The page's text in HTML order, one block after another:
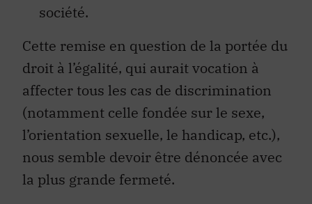
société.
Cette remise en question de la portée du
droit à l’égalité, qui aurait vocation à
affecter tous les cas de discrimination
(notamment celle fondée sur le sexe,
l’orientation sexuelle, le handicap, etc.),
nous semble devoir être dénoncée avec
la plus grande fermeté.